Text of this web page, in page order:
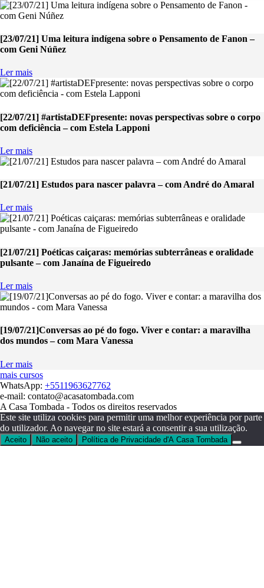
[23/07/21] Uma leitura indígena sobre o Pensamento de Fanon –
com Geni Núñez
Ler mais
[22/07/21] #artistaDEFpresente: novas perspectivas sobre o corpo
com deficiência – com Estela Lapponi
Ler mais
[21/07/21] Estudos para nascer palavra – com André do Amaral
Ler mais
[21/07/21] Poéticas caiçaras: memórias subterrâneas e oralidade
pulsante – com Janaína de Figueiredo
Ler mais
[19/07/21]Conversas ao pé do fogo. Viver e contar: a maravilha
dos mundos – com Mara Vanessa
Ler mais
mais cursos
WhatsApp: +5511963627762
e-mail: contato@acasatombada.com
A Casa Tombada - Todos os direitos reservados
Este site utiliza cookies para permitir uma melhor experiência por parte
do utilizador. Ao navegar no site estará a consentir a sua utilização.
Aceito Não aceito Política de Privacidade d'A Casa Tombada